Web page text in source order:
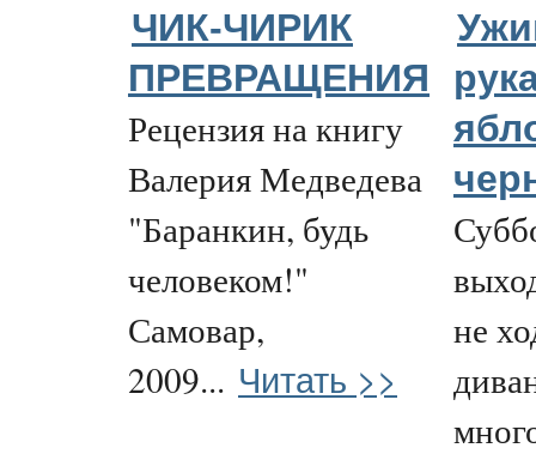
ЧИК-ЧИРИК
ПРЕВРАЩЕНИЯ
Рецензия на книгу
Валерия Медведева
"Баранкин, будь
человеком!"
Самовар,
2009... Читать >>
не